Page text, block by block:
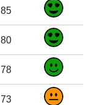
85
80
78
73